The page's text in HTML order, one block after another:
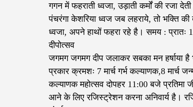
गगन में फहराती ध्वजा, उड़ाती कर्मों की रजा
पंचरंगा केशरिया ध्वज जब लहराये, तो भक्ति की
ध्वजा, अपने हाथों फहरा रहे है। समय : प्रातः
दीपोत्सव
जगमग जगमग दीप जलाकर सबका मन हर्षाया है
प्रकार क्रमशः 7 मार्च गर्भ कल्याणक,8 मार्च
कल्याणक महोत्सव दोपहर 11:00 बजे प्रतिमा
आने के लिए रजिस्ट्रेशन करना अनिवार्य है।